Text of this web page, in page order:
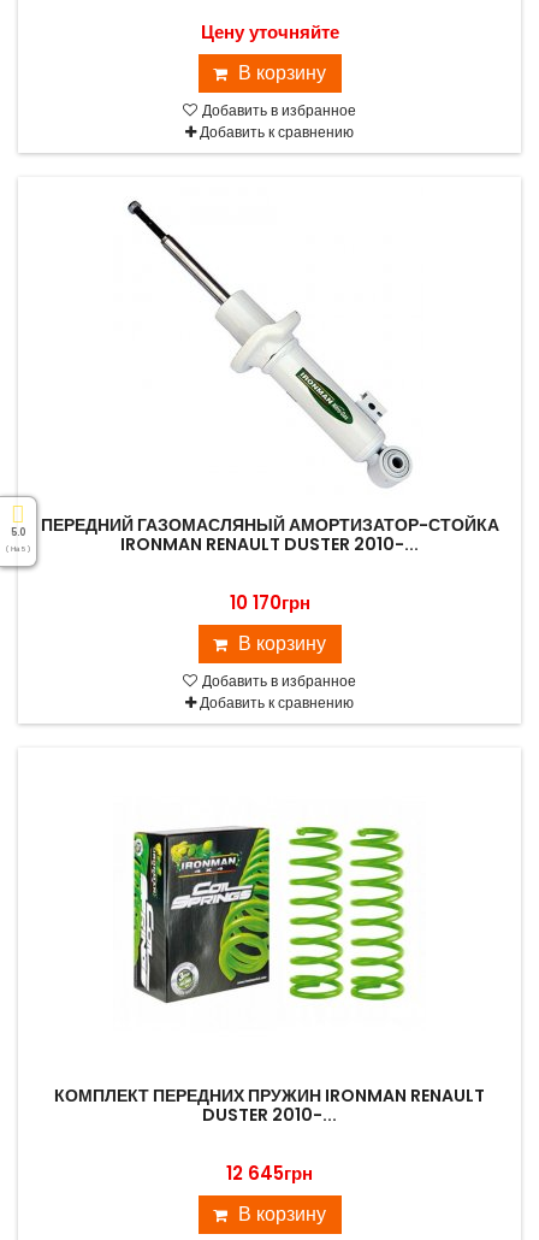
Цену уточняйте
В корзину
Добавить в избранное
Добавить к сравнению
ПЕРЕДНИЙ ГАЗОМАСЛЯНЫЙ АМОРТИЗАТОР-СТОЙКА
IRONMAN RENAULT DUSTER 2010-...
10 170грн
В корзину
Добавить в избранное
Добавить к сравнению
КОМПЛЕКТ ПЕРЕДНИХ ПРУЖИН IRONMAN RENAULT
DUSTER 2010-...
12 645грн
В корзину
5.0
( На 5 )